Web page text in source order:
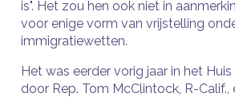
is". Het zou hen ook niet in
voor enige vorm van vrijstelling
immigratiewetten.
Het was eerder vorig jaar in het
door Rep. Tom McClintock, R-Calif.,